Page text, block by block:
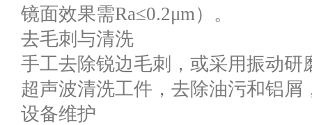
镜面效果需Ra≤0.2μm）。
去毛刺与清洗
手工去除锐边毛刺，或采用振动研
超声波清洗工件，去除油污和铝屑
设备维护